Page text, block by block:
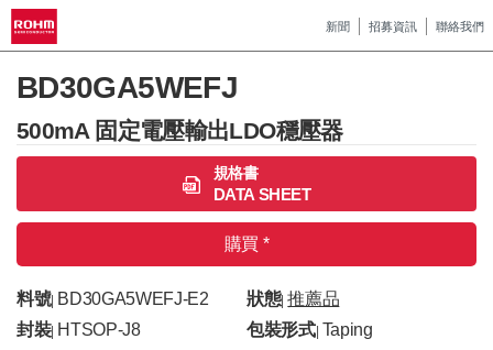
新聞 招募資訊 聯絡我們
BD30GA5WEFJ
500mA 固定電壓輸出LDO穩壓器
規格書
DATA SHEET
購買 *
料號| BD30GA5WEFJ-E2 狀態|推薦品
封裝| HTSOP-J8 包裝形式| Taping